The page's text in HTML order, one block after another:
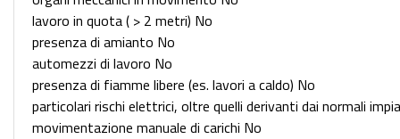
lavoro in quota ( > 2 metri) No
presenza di amianto No
automezzi di lavoro No
presenza di fiamme libere (es. lavori a caldo) No
particolari rischi elettrici, oltre quelli derivanti dai normali
movimentazione manuale di carichi No